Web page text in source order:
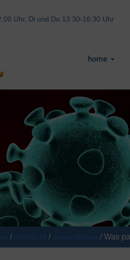
Uhr, Di und Do 13:30-16:30 Uhr
home
/ / / Was